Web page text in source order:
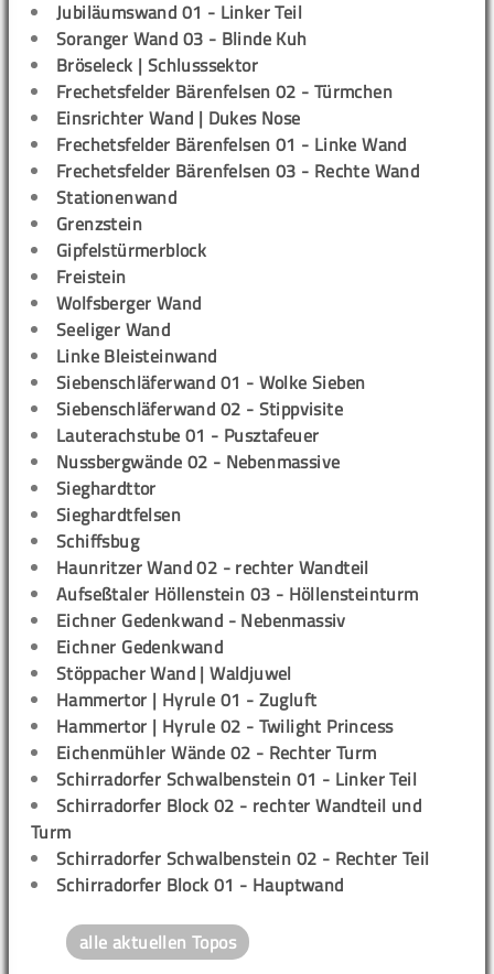
Jubiläumswand 01 - Linker Teil
Soranger Wand 03 - Blinde Kuh
Bröseleck | Schlusssektor
Frechetsfelder Bärenfelsen 02 - Türmchen
Einsrichter Wand | Dukes Nose
Frechetsfelder Bärenfelsen 01 - Linke Wand
Frechetsfelder Bärenfelsen 03 - Rechte Wand
Stationenwand
Grenzstein
Gipfelstürmerblock
Freistein
Wolfsberger Wand
Seeliger Wand
Linke Bleisteinwand
Siebenschläferwand 01 - Wolke Sieben
Siebenschläferwand 02 - Stippvisite
Lauterachstube 01 - Pusztafeuer
Nussbergwände 02 - Nebenmassive
Sieghardttor
Sieghardtfelsen
Schiffsbug
Haunritzer Wand 02 - rechter Wandteil
Aufseßtaler Höllenstein 03 - Höllensteinturm
Eichner Gedenkwand - Nebenmassiv
Eichner Gedenkwand
Stöppacher Wand | Waldjuwel
Hammertor | Hyrule 01 - Zugluft
Hammertor | Hyrule 02 - Twilight Princess
Eichenmühler Wände 02 - Rechter Turm
Schirradorfer Schwalbenstein 01 - Linker Teil
Schirradorfer Block 02 - rechter Wandteil und
Turm
Schirradorfer Schwalbenstein 02 - Rechter Teil
Schirradorfer Block 01 - Hauptwand
alle aktuellen Topos